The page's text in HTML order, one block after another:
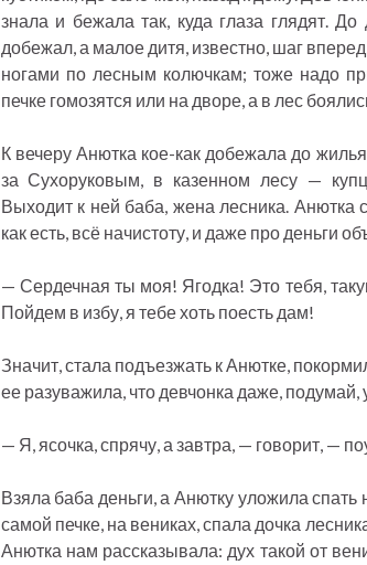
знала и бежала так, куда глаза глядят.
добежал, а малое дитя, известно, шаг
ногами по лесным колючкам; тоже надо
печке гомозятся или на дворе, а в лес
К вечеру Анютка кое-как добежала до
за Сухоруковым, в казенном лесу —
Выходит к ней баба, жена лесника. Анютка
как есть, всё начистоту, и даже про деньги
— Сердечная ты моя! Ягодка! Это тебя,
Пойдем в избу, я тебе хоть поесть дам!
Значит, стала подъезжать к Анютке,
ее разуважила, что девчонка даже, подумай,
— Я, ясочка, спрячу, а завтра, — говорит, —
Взяла баба деньги, а Анютку уложила спать
самой печке, на вениках, спала дочка
Анютка нам рассказывала: дух такой от